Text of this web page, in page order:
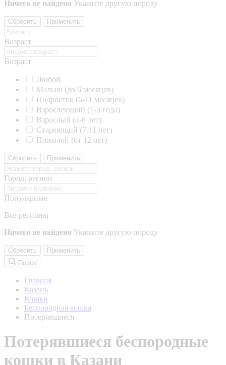
Ничего не найдено Укажите другую породу
Сбросить Применить
Возраст
Возраст
Любой
Малыш (до 6 месяцев)
Подросток (6-11 месяцев)
Взрослеющий (1-3 года)
Взрослый (4-6 лет)
Стареющий (7-11 лет)
Пожилой (от 12 лет)
Сбросить Применить
Город, регион
Популярные
Все регионы
Ничего не найдено Укажите другую породу
Сбросить
Применить
Поиск
Главная
Казань
Кошки
Беспородная кошка
Потерявшиеся
Потерявшиеся беспородные
кошки в Казани